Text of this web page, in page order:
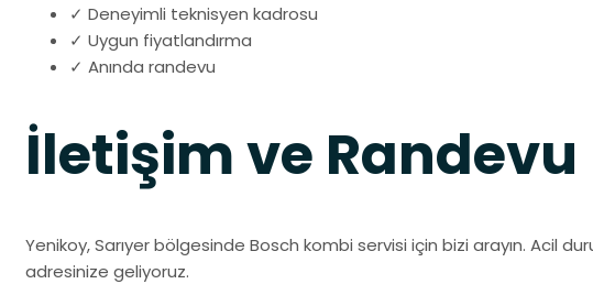
✓ Deneyimli teknisyen kadrosu
✓ Uygun fiyatlandırma
✓ Anında randevu
İletişim ve Randevu
Yenikoy, Sarıyer bölgesinde Bosch kombi servisi için bizi arayın. Acil
adresinize geliyoruz.